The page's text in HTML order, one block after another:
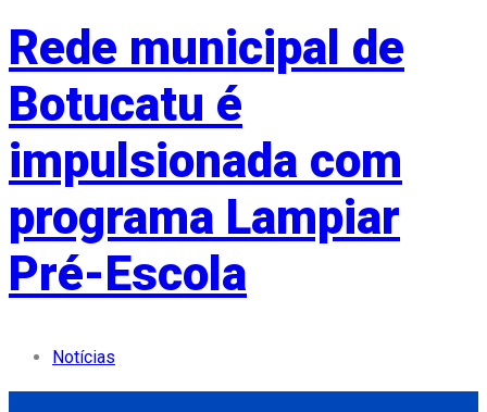
Rede municipal de
Botucatu é
impulsionada com
programa Lampiar
Pré-Escola
Notícias